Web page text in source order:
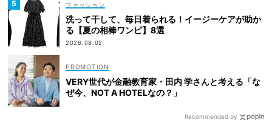
ファッション
洗って干して、毎日着られる！イージーケアが助か
る【夏の相棒ワンピ】8選
2026.08.02
VERY世代が金融教育家・田内 学さんと考える「な
ぜ今、NOT A HOTELなの？」
Recommended by